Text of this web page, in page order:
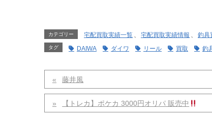
カテゴリー 宅配買取実績一覧 、 宅配買取実績情報 、 釣具
タグ DAIWA ダイワ リール 買取 釣
藤井風
【トレカ】ポケカ 3000円オリパ 販売中